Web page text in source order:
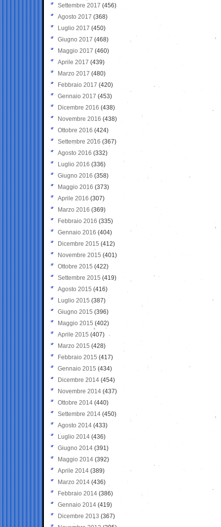
Settembre 2017 (456)
Agosto 2017 (368)
Luglio 2017 (450)
Giugno 2017 (468)
Maggio 2017 (460)
Aprile 2017 (439)
Marzo 2017 (480)
Febbraio 2017 (420)
Gennaio 2017 (453)
Dicembre 2016 (438)
Novembre 2016 (438)
Ottobre 2016 (424)
Settembre 2016 (367)
Agosto 2016 (332)
Luglio 2016 (336)
Giugno 2016 (358)
Maggio 2016 (373)
Aprile 2016 (307)
Marzo 2016 (369)
Febbraio 2016 (335)
Gennaio 2016 (404)
Dicembre 2015 (412)
Novembre 2015 (401)
Ottobre 2015 (422)
Settembre 2015 (419)
Agosto 2015 (416)
Luglio 2015 (387)
Giugno 2015 (396)
Maggio 2015 (402)
Aprile 2015 (407)
Marzo 2015 (428)
Febbraio 2015 (417)
Gennaio 2015 (434)
Dicembre 2014 (454)
Novembre 2014 (437)
Ottobre 2014 (440)
Settembre 2014 (450)
Agosto 2014 (433)
Luglio 2014 (436)
Giugno 2014 (391)
Maggio 2014 (392)
Aprile 2014 (389)
Marzo 2014 (436)
Febbraio 2014 (386)
Gennaio 2014 (419)
Dicembre 2013 (367)